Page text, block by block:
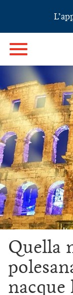
Quella
nacque